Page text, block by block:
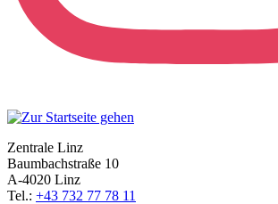
Zentrale Linz
Baumbachstraße 10
A-4020 Linz
Tel.: +43 732 77 78 11